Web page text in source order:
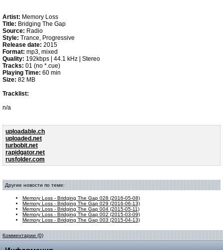
Artist: Memory Loss
Title: Bridging The Gap
Source: Radio
Style: Trance, Progressive
Release date: 2015
Format: mp3, mixed
Quality: 192kbps | 44.1 kHz | Stereo
Tracks: 01 (no *.cue)
Playing Time: 60 min
Size: 82 MB
Tracklist:
n/a
uploadable.ch
uploaded.net
turbobit.net
rapidgator.net
rusfolder.com
Другие новости по теме:
Memory Loss - Bridging The Gap 028 (2016-05-08)
Memory Loss - Bridging The Gap 029 (2016-06-13)
Memory Loss - Bridging The Gap 004 (2015-05-11)
Memory Loss - Bridging The Gap 002 (2015-03-09)
Memory Loss - Bridging The Gap 003 (2015-04-13)
Комментарии (0)